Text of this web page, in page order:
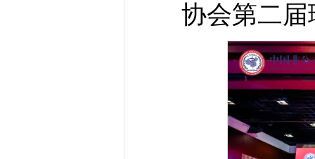
协会第二